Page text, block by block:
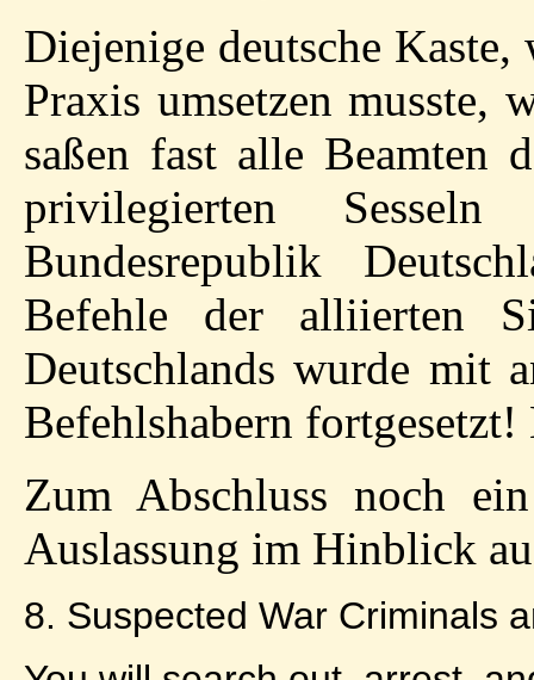
Diejenige deutsche
Praxis umsetzen musste,
saßen fast alle Beamten
privilegierten
Bundesrepublik
Befehle der alliierten
Deutschlands wurde mit
Befehlshabern
Zum Abschluss noch
Auslassung im Hinblick
8. Suspected War Criminals